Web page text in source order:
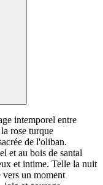
intemporel entre
rose turque
de l'oliban.
et au bois de santal
et intime. Telle la nuit
vers un moment